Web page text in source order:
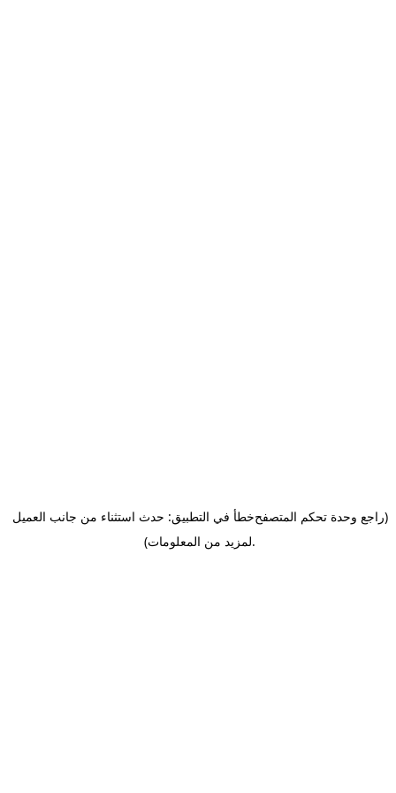
خطأ في التطبيق: حدث استثناء من جانب العميل(راجع وحدة تحكم المتصفح
لمزيد من المعلومات).